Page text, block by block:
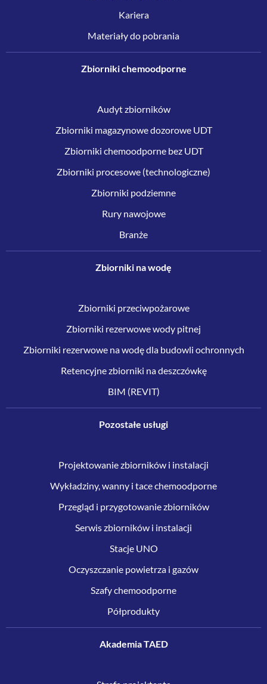
Kariera
Materiały do pobrania
Zbiorniki chemoodporne
Audyt zbiorników
Zbiorniki magazynowe dozorowe UDT
Zbiorniki chemoodporne bez UDT
Zbiorniki procesowe (technologiczne)
Zbiorniki podziemne
Rury nawojowe
Branże
Zbiorniki na wodę
Zbiorniki przeciwpożarowe
Zbiorniki rezerwowe wody pitnej
Zbiorniki rezerwowe na wodę dla budowli ochronnych
Retencyjne zbiorniki na deszczówkę
BIM (REVIT)
Pozostałe usługi
Projektowanie zbiorników i instalacji
Wykładziny, wanny i tace chemoodporne
Przegląd i przygotowanie zbiorników
Serwis zbiorników i instalacji
Stacje UNO
Oczyszczanie powietrza i gazów
Szafy chemoodporne
Półprodukty
Akademia TAED